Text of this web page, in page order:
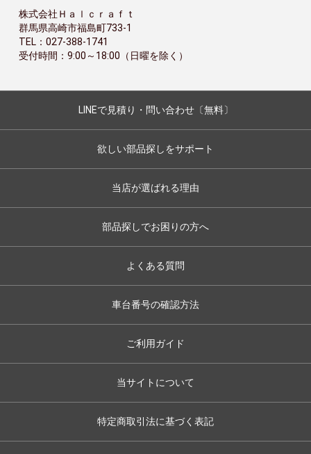
株式会社Ｈａｌｃｒａｆｔ
群馬県高崎市福島町733-1
TEL：027-388-1741
受付時間：9:00～18:00（日曜を除く）
LINEで見積り・問い合わせ〔無料〕
欲しい部品探しをサポート
当店が選ばれる理由
部品探しでお困りの方へ
よくある質問
車台番号の確認方法
ご利用ガイド
当サイトについて
特定商取引法に基づく表記